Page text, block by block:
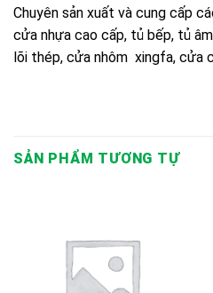
Chuyên sản xuất và cung cấp
cửa nhựa cao cấp, tủ bếp, tủ
lõi thép, cửa nhôm xingfa, cửa
SẢN PHẨM TƯƠNG TỰ